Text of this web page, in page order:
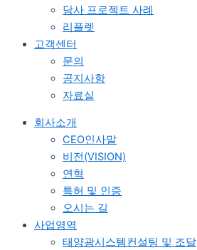
당사 프로젝트 사례
리플렛
고객센터
문의
공지사항
자료실
회사소개
CEO인사말
비전(VISION)
연혁
특허 및 인증
오시는 길
사업영역
태양광시스템컨설팅 및 조달